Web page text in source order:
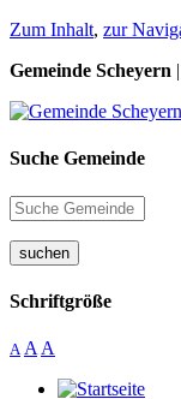
Zum Inhalt, zur
Gemeinde Scheyern
Suche Gemeinde
suchen
Schriftgröße
A A A